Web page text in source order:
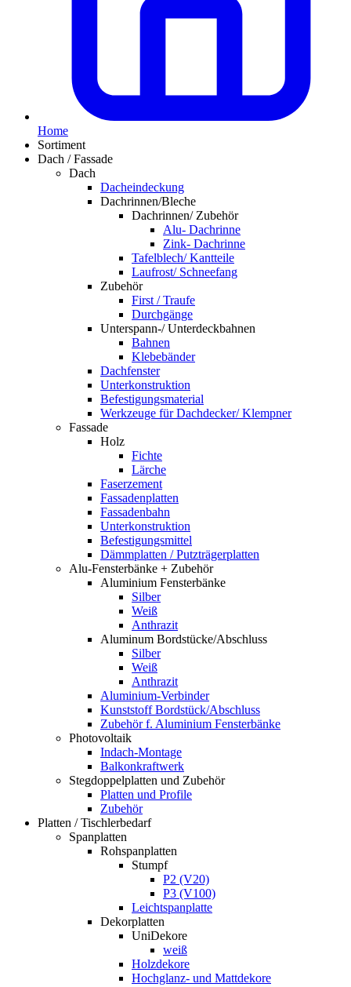
Home
Sortiment
Dach / Fassade
Dach
Dacheindeckung
Dachrinnen/Bleche
Dachrinnen/ Zubehör
Alu- Dachrinne
Zink- Dachrinne
Tafelblech/ Kantteile
Laufrost/ Schneefang
Zubehör
First / Traufe
Durchgänge
Unterspann-/ Unterdeckbahnen
Bahnen
Klebebänder
Dachfenster
Unterkonstruktion
Befestigungsmaterial
Werkzeuge für Dachdecker/ Klempner
Fassade
Holz
Fichte
Lärche
Faserzement
Fassadenplatten
Fassadenbahn
Unterkonstruktion
Befestigungsmittel
Dämmplatten / Putzträgerplatten
Alu-Fensterbänke + Zubehör
Aluminium Fensterbänke
Silber
Weiß
Anthrazit
Aluminum Bordstücke/Abschluss
Silber
Weiß
Anthrazit
Aluminium-Verbinder
Kunststoff Bordstück/Abschluss
Zubehör f. Aluminium Fensterbänke
Photovoltaik
Indach-Montage
Balkonkraftwerk
Stegdoppelplatten und Zubehör
Platten und Profile
Zubehör
Platten / Tischlerbedarf
Spanplatten
Rohspanplatten
Stumpf
P2 (V20)
P3 (V100)
Leichtspanplatte
Dekorplatten
UniDekore
weiß
Holzdekore
Hochglanz- und Mattdekore